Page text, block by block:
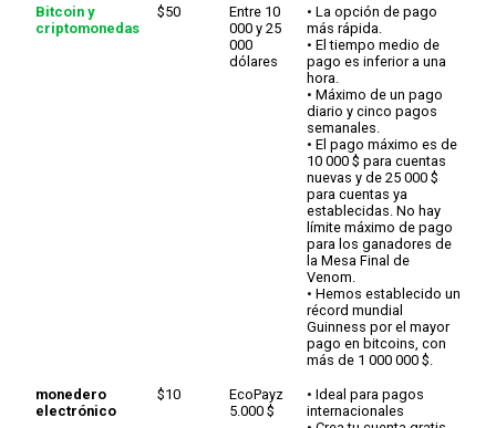
todos los depósitos
con VISA.
$2,400
• Realiza un ingreso
directamente desde
una cuenta bancaria
canadiense
• Disponible
exclusivamente en
Canadá
• Método de depósito
rápido y sencillo para
juegos online
• Disponible
exclusivamente en
Brasil
Bitcoin y
criptomonedas
$50
Entre 10
000 y 25
000
dólares
• La opción de pago
más rápida.
• El tiempo medio de
pago es inferior a una
hora.
• Máximo de un pago
diario y cinco pagos
semanales.
• El pago máximo es de
10 000 $ para cuentas
nuevas y de 25 000 $
para cuentas ya
establecidas. No hay
límite máximo de pago
para los ganadores de
la Mesa Final de
Venom.
• Hemos establecido un
récord mundial
Guinness por el mayor
pago en bitcoins, con
más de 1 000 000 $.
monedero
electrónico
$10
EcoPayz
5.000 $
• Ideal para pagos
internacionales